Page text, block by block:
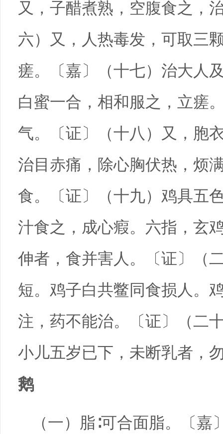
又，子醋煮熟，空腹食之，
六）又，人热毒发，可取三
瘥。〔嘉〕（十七）治大人
白蜜一合，相和服之，立瘥
气。〔证〕（十八）又，胞
治目赤痛，除心胸伏热，烦
食。〔证〕（十九）鸡具五
汁食之，成心瘕。六指，玄
伸者，食并害人。〔证〕（
短。鸡子白共鳖同食损人。
注，药不能治。〔证〕（二
小儿五岁已下，未断乳者，
鹅
（一）脂∶可合面脂。〔